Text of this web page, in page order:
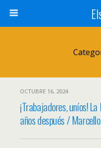
OCTUBRE 16, 2024
¡Trabajadores, uníos!
años después /